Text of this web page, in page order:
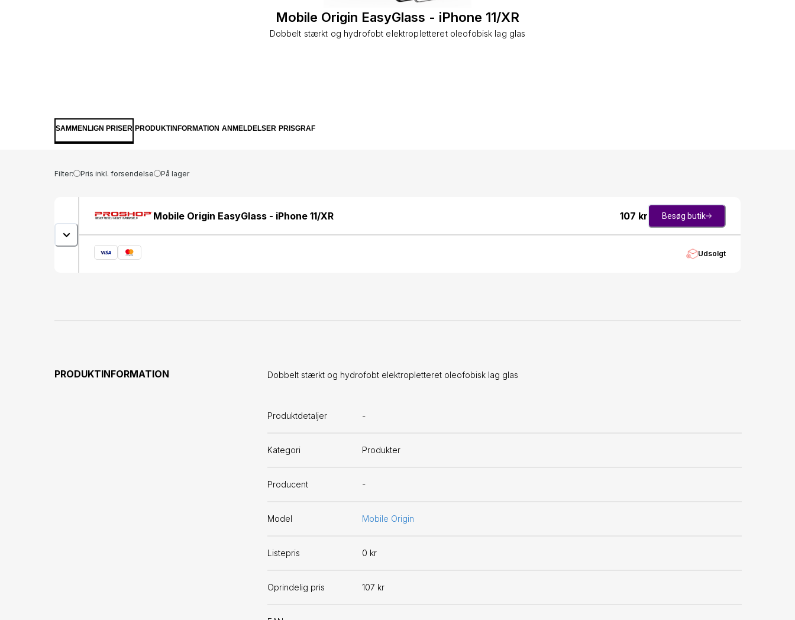
Mobile Origin EasyGlass - iPhone 11/XR
Dobbelt stærkt og hydrofobt elektropletteret oleofobisk lag glas
SAMMENLIGN PRISER PRODUKTINFORMATION ANMELDELSER PRISGRAF
Filter: Pris inkl. forsendelse På lager
Mobile Origin EasyGlass - iPhone 11/XR 107 kr Besøg butik
Udsolgt
PRODUKTINFORMATION Dobbelt stærkt og hydrofobt elektropletteret oleofobisk lag glas
Produktdetaljer -
Kategori Produkter
Producent -
Model Mobile Origin
Listepris 0 kr
Oprindelig pris 107 kr